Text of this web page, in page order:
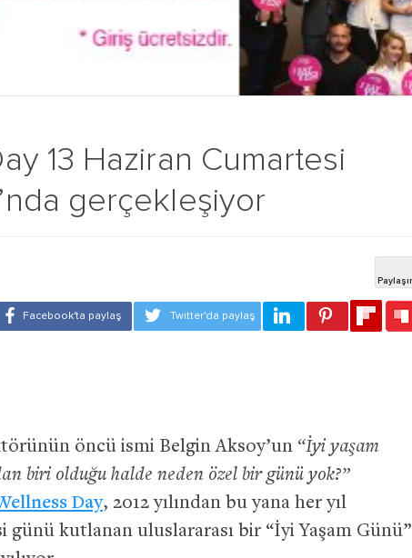
13 Haziran Cumartesi
gerçekleşiyor
öncü ismi Belgin Aksoy’un “İyi yaşam
biri olduğu halde neden özel bir günü yok?”
Day, 2012 yılından bu yana her yıl
günü kutlanan uluslararası bir “İyi Yaşam Günü”